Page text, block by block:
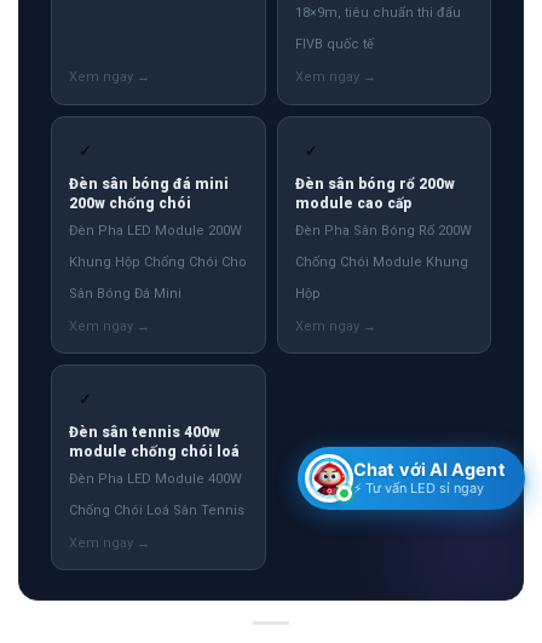
18×9m, tiêu chuẩn thi đấu
FIVB quốc tế
✓
Đèn sân bóng đá mini
200w chống chói
Đèn Pha LED Module 200W
Khung Hộp Chống Chói Cho
Sân Bóng Đá Mini
✓
Đèn sân bóng rổ 200w
module cao cấp
Đèn Pha Sân Bóng Rổ 200W
Chống Chói Module Khung
Hộp
✓
Đèn sân tennis 400w
module chống chói loá
Đèn Pha LED Module 400W
Chống Chói Loá Sân Tennis
Chat với AI Agent
⚡ Tư vấn LED sỉ ngay